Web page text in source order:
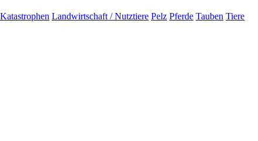
Landwirtschaft / Nutztiere Pelz Pferde Tauben Tiere